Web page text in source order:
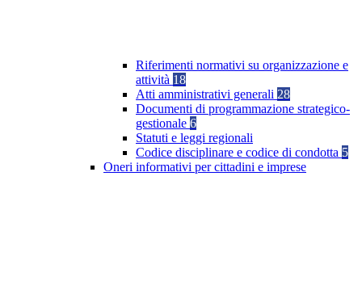
Riferimenti normativi su organizzazione e
attività 18
Atti amministrativi generali 28
Documenti di programmazione strategico-
gestionale 6
Statuti e leggi regionali
Codice disciplinare e codice di condotta 5
Oneri informativi per cittadini e imprese